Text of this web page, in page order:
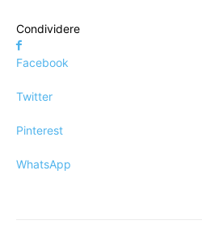
Condividere
Facebook
Twitter
Pinterest
WhatsApp